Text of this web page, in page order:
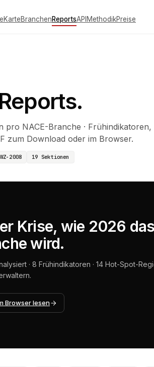
KarteBranchenReportsAPIMethodikPreise
pro NACE-Branche ·
zum Download oder im Browser.
WZ-2008 19 Sektionen
Krise, wie 2026
wird.
· 8 Frühindikatoren · 14 Hot-Spot-
Browser lesen